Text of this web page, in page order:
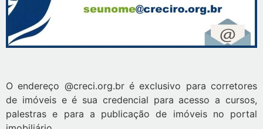
O endereço @creci.org.br é exclusivo para corretores
de imóveis e é sua credencial para acesso a cursos,
palestras e para a publicação de imóveis no portal